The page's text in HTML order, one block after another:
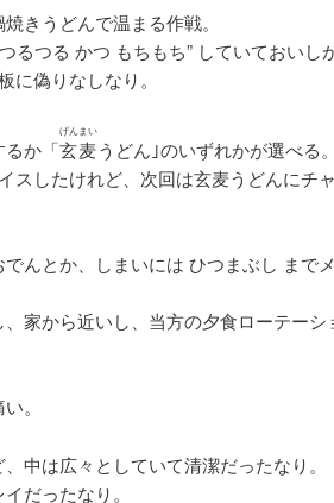
きうどんで温まる作戦。
るつる かつ もちもち” していておいし
に偽りなしなり。
か「玄麦
げんまい
うどん｣のいずれかが選べる
スしたけれど、次回は玄麦うどんにチ
んとか、しまいには ひつまぶし まで
家から近いし、当方の夕食ローテーシ
。
中は広々としていて清潔だったなり。
だったなり。